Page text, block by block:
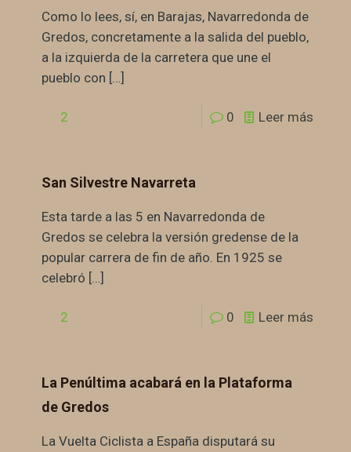
Como lo lees, sí, en Barajas, Navarredonda de
Gredos, concretamente a la salida del pueblo,
a la izquierda de la carretera que une el
pueblo con […]
2 0 Leer más
San Silvestre Navarreta
Esta tarde a las 5 en Navarredonda de
Gredos se celebra la versión gredense de la
popular carrera de fin de año. En 1925 se
celebró […]
2 0 Leer más
La Penúltima acabará en la Plataforma
de Gredos
La Vuelta Ciclista a España disputará su